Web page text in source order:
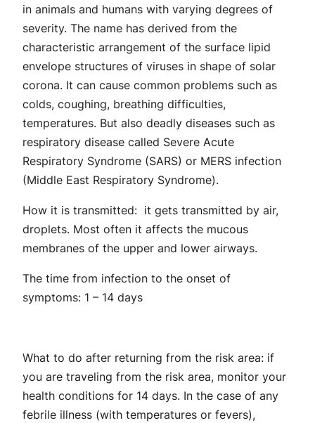
in animals and humans with varying degrees of
severity. The name has derived from the
characteristic arrangement of the surface lipid
envelope structures of viruses in shape of solar
corona. It can cause common problems such as
colds, coughing, breathing difficulties,
temperatures. But also deadly diseases such as
respiratory disease called Severe Acute
Respiratory Syndrome (SARS) or MERS infection
(Middle East Respiratory Syndrome).
How it is transmitted: it gets transmitted by air,
droplets. Most often it affects the mucous
membranes of the upper and lower airways.
The time from infection to the onset of
symptoms: 1 – 14 days
What to do after returning from the risk area: if
you are traveling from the risk area, monitor your
health conditions for 14 days. In the case of any
febrile illness (with temperatures or fevers),